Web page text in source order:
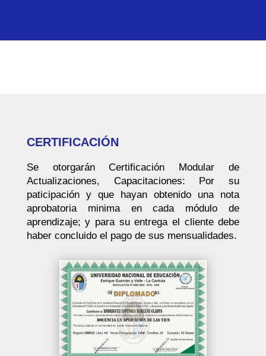
CERTIFICACIÓN
Se otorgarán Certificación Modular de
Actualizaciones, Capacitaciones: Por su
paticipación y que hayan obtenido una nota
aprobatoria minima en cada módulo de
aprendizaje; y para su entrega el cliente debe
haber concluido el pago de sus mensualidades.